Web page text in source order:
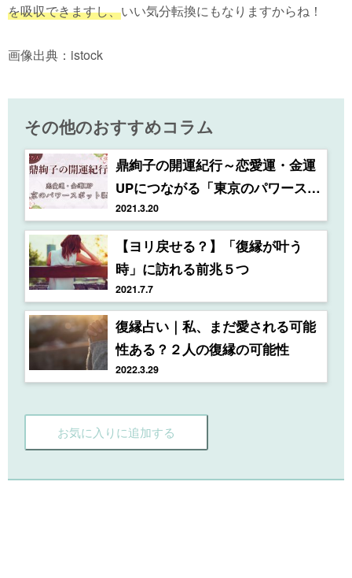
を吸収できますし、いい気分転換にもなりますからね！
画像出典：istock
その他のおすすめコラム
鼎絢子の開運紀行～恋愛運・金運
UPにつながる「東京のパワースポ
ット」5選
2021.3.20
【ヨリ戻せる？】「復縁が叶う
時」に訪れる前兆５つ
2021.7.7
復縁占い｜私、まだ愛される可能
性ある？２人の復縁の可能性
2022.3.29
お気に入りに追加する